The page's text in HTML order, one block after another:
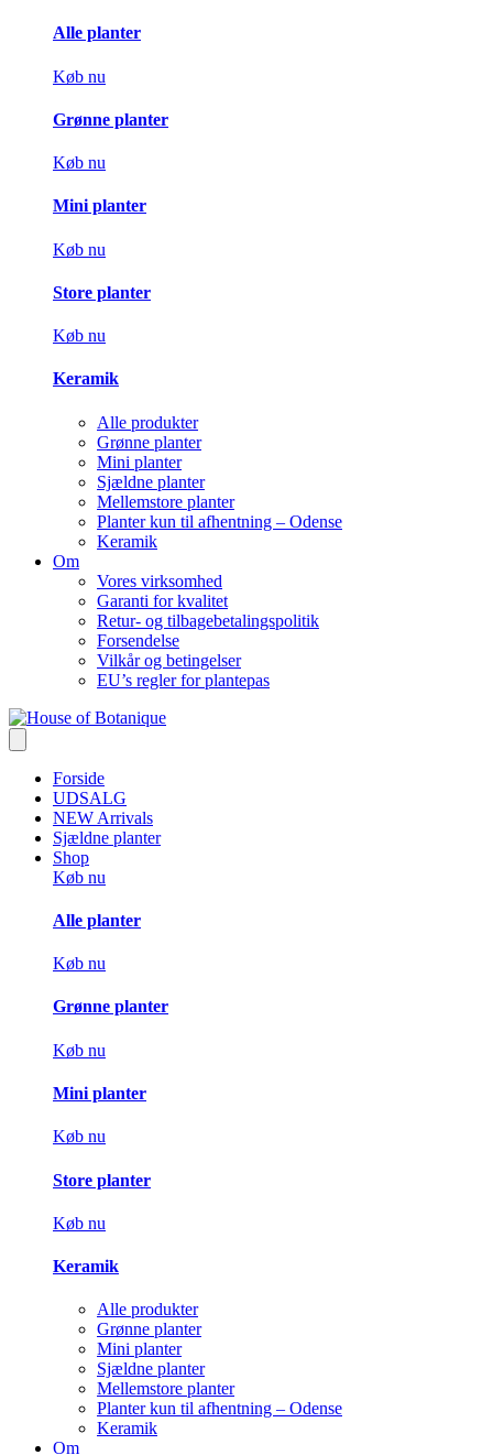
Alle planter
Køb nu
Grønne planter
Køb nu
Mini planter
Køb nu
Store planter
Køb nu
Keramik
Alle produkter
Grønne planter
Mini planter
Sjældne planter
Mellemstore planter
Planter kun til afhentning – Odense
Keramik
Om
Vores virksomhed
Garanti for kvalitet
Retur- og tilbagebetalingspolitik
Forsendelse
Vilkår og betingelser
EU’s regler for plantepas
Forside
UDSALG
NEW Arrivals
Sjældne planter
Shop
Køb nu
Alle planter
Køb nu
Grønne planter
Køb nu
Mini planter
Køb nu
Store planter
Køb nu
Keramik
Alle produkter
Grønne planter
Mini planter
Sjældne planter
Mellemstore planter
Planter kun til afhentning – Odense
Keramik
Om